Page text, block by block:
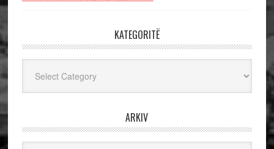
KATEGORITË
ARKIV